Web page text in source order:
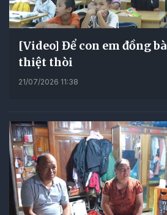
[Video] Để con em đồng
thiệt thòi
21/07/2026 11:38